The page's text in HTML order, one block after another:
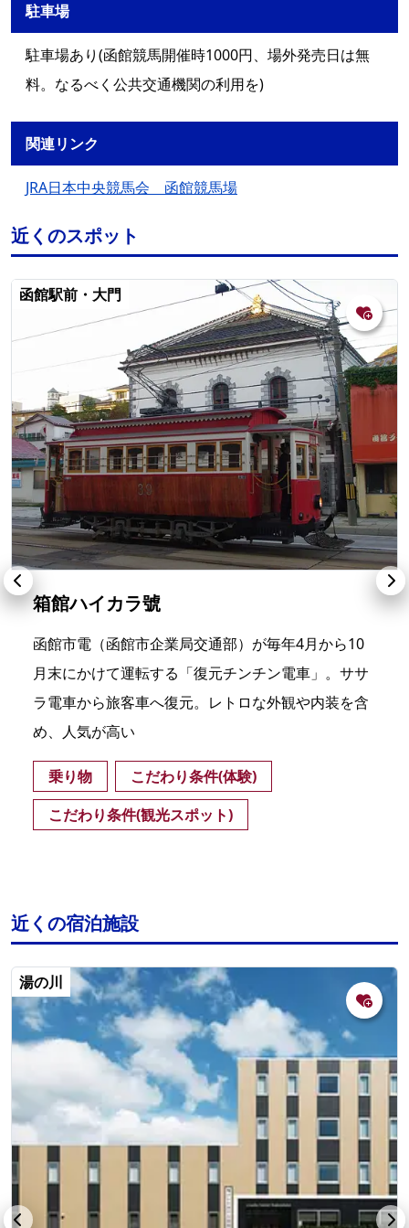
駐車場
駐車場あり(函館競馬開催時1000円、場外発売日は無
料。なるべく公共交通機関の利用を)
関連リンク
JRA日本中央競馬会 函館競馬場
近くのスポット
湯の川
五稜郭
元町・函館山
ベイエリア
函館駅前・大門
箱館ハイカラ號
函館市電（函館市企業局交通部）が毎年4月から10
月末にかけて運転する「復元チンチン電車」。ササ
ラ電車から旅客車へ復元。レトロな外観や内装を含
め、人気が高い
乗り物
こだわり条件(体験)
こだわり条件(観光スポット)
近くの宿泊施設
湯の川